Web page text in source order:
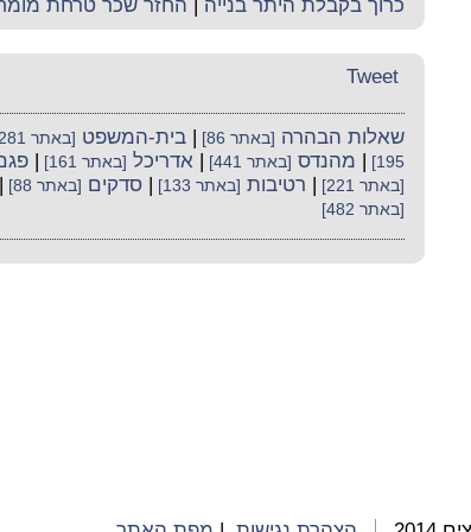
כרוך בקבלת היתר בנייה | החזר שכר טרחת
Tweet
שאלות הבהרה [באתר 86] | בית-המשפט [באתר 281]
195]
| מהנדס [באתר 441] | אדריכל [באתר 161] |
[באתר 221] | רטיבות [באתר 133] | סדקים [באתר 88] |
[באתר 482]